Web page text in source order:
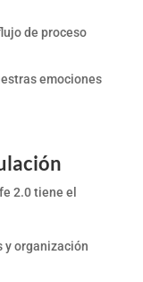
de proceso
emociones
2.0 tiene el
y organización